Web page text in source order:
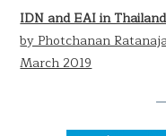
IDN and EAI in Thailand
by Photchanan
March 2019